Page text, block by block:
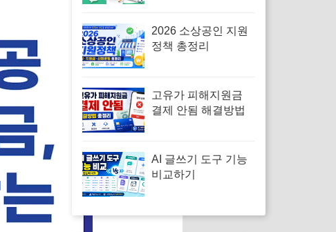
2026 소상공인 지원
정책 총정리
고유가 피해지원금
결제 안됨 해결방법
AI 글쓰기 도구 기능
비교하기